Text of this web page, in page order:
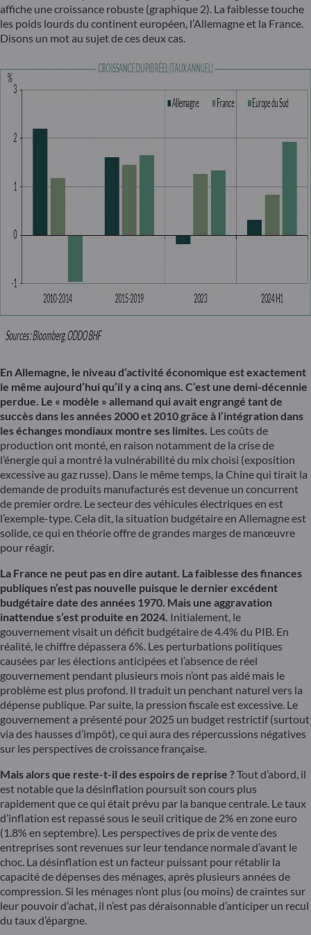
affiche une croissance robuste (graphique 2). La faiblesse touche
les poids lourds du continent européen, l’Allemagne et la France.
Disons un mot au sujet de ces deux cas.
En Allemagne, le niveau d’activité économique est exactement
le même aujourd’hui qu’il y a cinq ans. C’est une demi-décennie
perdue. Le « modèle » allemand qui avait engrangé tant de
succès dans les années 2000 et 2010 grâce à l’intégration dans
les échanges mondiaux montre ses limites. Les coûts de
production ont monté, en raison notamment de la crise de
l’énergie qui a montré la vulnérabilité du mix choisi (exposition
excessive au gaz russe). Dans le même temps, la Chine qui tirait la
demande de produits manufacturés est devenue un concurrent
de premier ordre. Le secteur des véhicules électriques en est
l’exemple-type. Cela dit, la situation budgétaire en Allemagne est
solide, ce qui en théorie offre de grandes marges de manœuvre
pour réagir.
La France ne peut pas en dire autant. La faiblesse des finances
publiques n’est pas nouvelle puisque le dernier excédent
budgétaire date des années 1970. Mais une aggravation
inattendue s’est produite en 2024. Initialement, le
gouvernement visait un déficit budgétaire de 4.4% du PIB. En
réalité, le chiffre dépassera 6%. Les perturbations politiques
causées par les élections anticipées et l’absence de réel
gouvernement pendant plusieurs mois n’ont pas aidé mais le
problème est plus profond. Il traduit un penchant naturel vers la
dépense publique. Par suite, la pression fiscale est excessive. Le
gouvernement a présenté pour 2025 un budget restrictif (surtout
via des hausses d’impôt), ce qui aura des répercussions négatives
sur les perspectives de croissance française.
Mais alors que reste-t-il des espoirs de reprise ?Tout d’abord, il
est notable que la désinflation poursuit son cours plus
rapidement que ce qui était prévu par la banque centrale. Le taux
d’inflation est repassé sous le seuil critique de 2% en zone euro
(1.8% en septembre). Les perspectives de prix de vente des
entreprises sont revenues sur leur tendance normale d’avant le
choc. La désinflation est un facteur puissant pour rétablir la
capacité de dépenses des ménages, après plusieurs années de
compression. Si les ménages n’ont plus (ou moins) de craintes sur
leur pouvoir d’achat, il n’est pas déraisonnable d’anticiper un recul
du taux d’épargne.